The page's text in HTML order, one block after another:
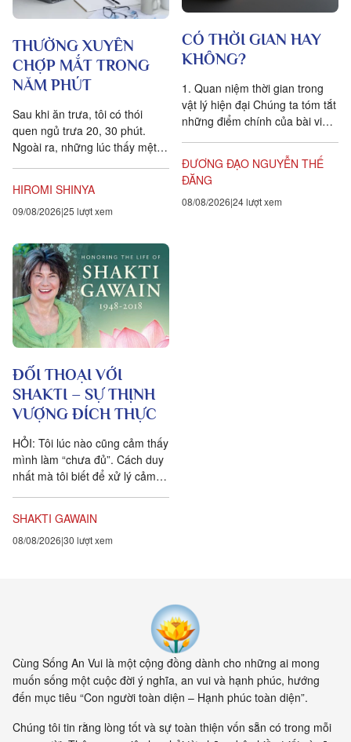
THƯỜNG XUYÊN
CHỢP MẮT TRONG
NĂM PHÚT
Sau khi ăn trưa, tôi có thói
quen ngủ trưa 20, 30 phút.
Ngoài ra, những lúc thấy mệt
HIROMI SHINYA
09/08/2026 25 lượt xem
CÓ THỜI GIAN HAY
KHÔNG?
1. Quan niệm thời gian trong
vật lý hiện đại Chúng ta tóm tắt
những điểm chính của bài viết
Triết học Craig...
ĐƯƠNG ĐẠO NGUYỄN THẾ
ĐĂNG
08/08/2026 24 lượt xem
ĐỐI THOẠI VỚI
SHAKTI – SỰ THỊNH
VƯỢNG ĐÍCH THỰC
HỎI: Tôi lúc nào cũng cảm thấy
mình làm “chưa đủ”. Cách duy
nhất mà tôi biết để xử lý cảm
SHAKTI GAWAIN
08/08/2026 30 lượt xem
Cùng Sống An Vui là một cộng đồng dành cho những ai mong
muốn sống một cuộc đời ý nghĩa, an vui và hạnh phúc, hướng
đến mục tiêu “Con người toàn diện – Hạnh phúc toàn diện”.
Chúng tôi tin rằng lòng tốt và sự toàn thiện vốn sẵn có trong mỗi